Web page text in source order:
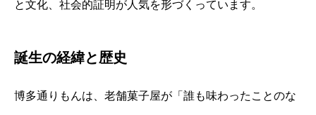
と文化、社会的証明が人気を形づくっています。
誕生の経緯と歴史
博多通りもんは、老舗菓子屋が「誰も味わったことのな